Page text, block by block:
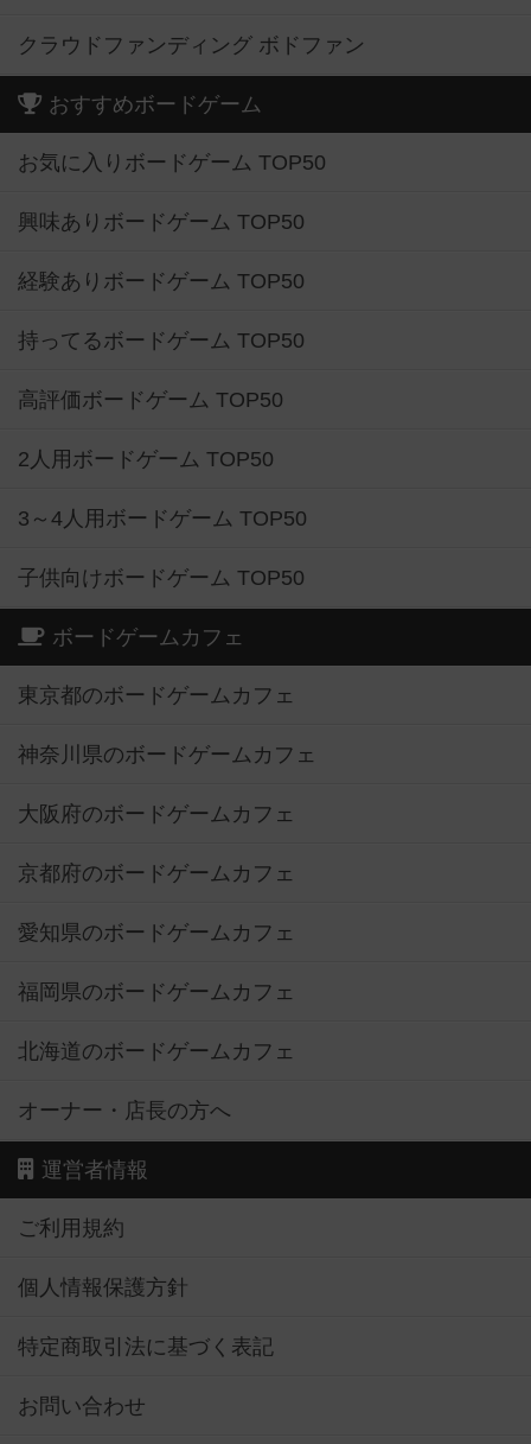
クラウドファンディング ボドファン
おすすめボードゲーム
お気に入りボードゲーム TOP50
興味ありボードゲーム TOP50
経験ありボードゲーム TOP50
持ってるボードゲーム TOP50
高評価ボードゲーム TOP50
2人用ボードゲーム TOP50
3～4人用ボードゲーム TOP50
子供向けボードゲーム TOP50
ボードゲームカフェ
東京都のボードゲームカフェ
神奈川県のボードゲームカフェ
大阪府のボードゲームカフェ
京都府のボードゲームカフェ
愛知県のボードゲームカフェ
福岡県のボードゲームカフェ
北海道のボードゲームカフェ
オーナー・店長の方へ
運営者情報
ご利用規約
個人情報保護方針
特定商取引法に基づく表記
お問い合わせ